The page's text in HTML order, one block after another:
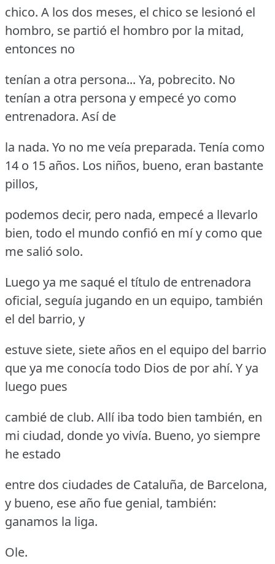
chico. A los dos meses, el chico se lesionó el
hombro, se partió el hombro por la mitad,
entonces no
tenían a otra persona... Ya, pobrecito. No
tenían a otra persona y empecé yo como
entrenadora. Así de
la nada. Yo no me veía preparada. Tenía como
14 o 15 años. Los niños, bueno, eran bastante
pillos,
podemos decir, pero nada, empecé a llevarlo
bien, todo el mundo confió en mí y como que
me salió solo.
Luego ya me saqué el título de entrenadora
oficial, seguía jugando en un equipo, también
el del barrio, y
estuve siete, siete años en el equipo del barrio
que ya me conocía todo Dios de por ahí. Y ya
luego pues
cambié de club. Allí iba todo bien también, en
mi ciudad, donde yo vivía. Bueno, yo siempre
he estado
entre dos ciudades de Cataluña, de Barcelona,
y bueno, ese año fue genial, también:
ganamos la liga.
Ole.